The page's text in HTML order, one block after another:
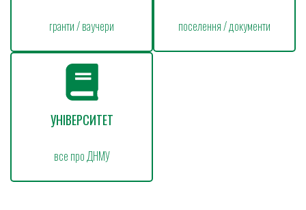
гранти / ваучери поселення / документи
УНІВЕРСИТЕТ
все про ДНМУ